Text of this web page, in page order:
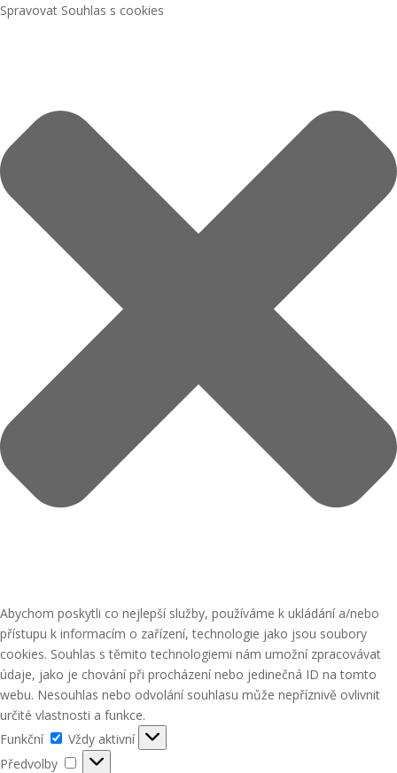
Spravovat Souhlas s cookies
Abychom poskytli co nejlepší služby, používáme k ukládání a/nebo
přístupu k informacím o zařízení, technologie jako jsou soubory
cookies. Souhlas s těmito technologiemi nám umožní zpracovávat
údaje, jako je chování při procházení nebo jedinečná ID na tomto
webu. Nesouhlas nebo odvolání souhlasu může nepříznivě ovlivnit
určité vlastnosti a funkce.
Funkční
Funkční
Vždy aktivní
Předvolby
Předvolby